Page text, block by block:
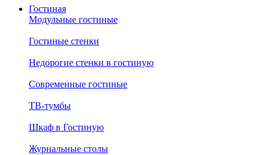
Гостиная
Модульные гостиные
Гостиные стенки
Недорогие стенки в гостиную
Современные гостиные
ТВ-тумбы
Шкаф в Гостиную
Журнальные столы